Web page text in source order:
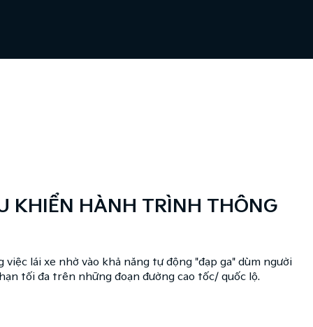
KHIỂN HÀNH TRÌNH THÔNG
lái xe nhờ vào khả năng tự động "đạp ga" dùm người
tối đa trên những đoạn đường cao tốc/ quốc lộ.